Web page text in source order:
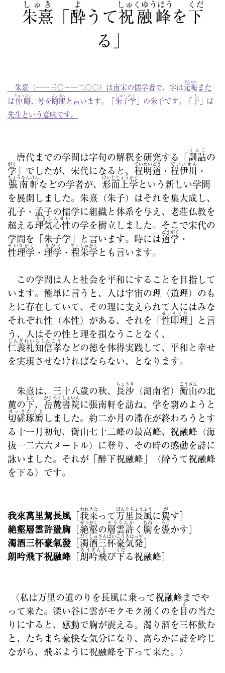
朱熹
しゅき
酔
よ
うて祝融峰
しゅくゆうほう
を下
くだ
る」
朱熹（一一三〇～一二〇〇）は南宋の儒学者で、字は元晦
げんかい
また
は仲晦
ちゅうかい
、号を 晦庵
かいあん
と言います。「 朱子学
しゅしがく
」の朱子です。「 子
し
」は
先生という意味です。
唐代までの学問は字句の解釈を研究する「 訓詁
くんこ
の
学
がく
」でしたが、宋代になると、 程明道
ていめいどう
・ 程伊川
ていいせん
・
張南軒
ちょうなんけん
などの学者が、 形而上学
けいじじょうがく
という新しい学問
を展開しました。朱熹（朱子）はそれを集大成し、
孔子・孟子の儒学に組織と体系を与え、老荘仏教を
超える 理気心性
りきしんせい
の学を樹立しました。そこで宋代の
学問を「朱子学」と言います。時には道学
どうがく
・
性理学
せいりがく
・ 理学
りがく
・ 程朱学
ていしゅがく
とも言います。
この学問は人と社会を平和にすることを目指して
います。簡単に言うと、人は宇宙の理（道理）のも
とに存在していて、その理に支えられて人にはみな
それぞれ性（本性）がある、それを「 性即理
せいそくり
」と言
う、人はその性と理を損なうことなく、
仁義礼知信孝
じんぎれいちしんこう
などの徳を体得実践して、平和と幸せ
を実現させなければならない、となります。
朱熹は、三十八歳の秋、 長沙
ちょうさ
（湖南省） 衡山
こうざん
の北
麓の下
もと
、 岳麓書院
がくろくしょいん
に張南軒を訪ね、学を窮めようと
切磋琢磨
せっさたくま
しました。約二か月の滞在が終わろうとす
る十一月初旬、衡山七十二峰の最高峰、祝融峰（海
抜一二六六メートル）に登り、その時の感動を詩に
詠いました。それが「醉下祝融峰」（酔うて祝融峰
を下る）です。
我來萬里駕長風［ 我来
われきた
って万里長風
ばんりちょうふう
に駕
が
す］
絶壑層雲許盪胸
絶壑
ぜつがく
の層雲許
そううんか
く 胸
むね
を盪
うご
かす］
濁酒三杯豪氣發［ 濁酒三杯豪気発
だくしゅさんばいごうきはっす
朗吟飛下祝融峰［ 朗吟飛
ろうぎんと
び下
くだ
る祝融峰］
〈私は万里の道のりを長風に乗って祝融峰までや
って来た。深い谷に雲がモクモク湧くのを 目
ま
の当た
りにすると、感動で胸が震える。濁り酒を三杯飲む
と、たちまち豪快な気分になり、高らかに詩を吟じ
ながら、飛ぶように祝融峰を下って来た。〉